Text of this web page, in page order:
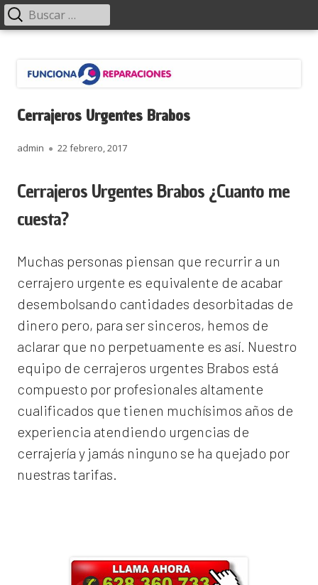
contenido
Menú
principal Buscar:
Cerrajeros Urgentes Brabos
Autor
admin
Publicado
22 febrero, 2017
Cerrajeros Urgentes Brabos ¿Cuanto me
cuesta?
Muchas personas piensan que recurrir a un
cerrajero urgente es equivalente de acabar
desembolsando cantidades desorbitadas de
dinero pero, para ser sinceros, hemos de
aclarar que no perpetuamente es así. Nuestro
equipo de cerrajeros urgentes Brabos está
compuesto por profesionales altamente
cualificados que tienen muchísimos años de
experiencia atendiendo urgencias de
cerrajería y jamás ninguno se ha quejado por
nuestras tarifas.